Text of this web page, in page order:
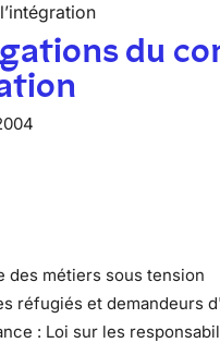
du
des métiers sous tension
réfugiés et demandeurs
: Loi sur les